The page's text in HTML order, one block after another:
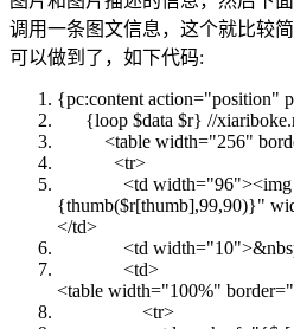
调用一条图文信息，这个就比较
可以做到了，如下代码:
{pc:content action="position"
{loop $data $r} //
<table width="256"
<tr>
<td width="96"><img
{thumb($r[thumb],99,90)}"
</td>
<td width="10">
<td>
<table width="100%" border=
<tr>